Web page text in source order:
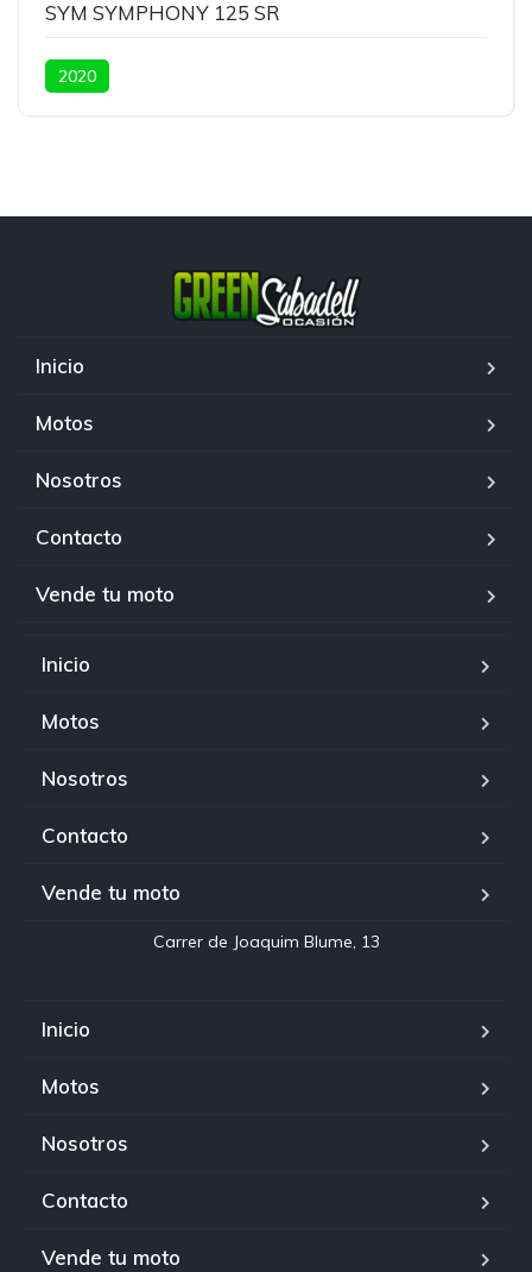
SYM SYMPHONY 125 SR
2020
Inicio
Motos
Nosotros
Contacto
Vende tu moto
Inicio
Motos
Nosotros
Contacto
Vende tu moto
Inicio
Motos
Nosotros
Contacto
Vende tu moto